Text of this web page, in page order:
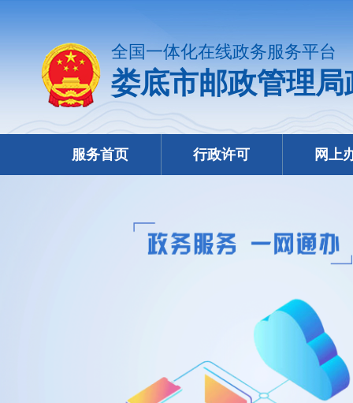
全国一体化在线政务服务平台
娄底市邮政管理
服务首页 行政许可 网上